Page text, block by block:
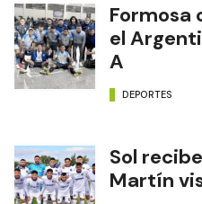
Formosa
el
A
DEPORTES
Sol
Martín